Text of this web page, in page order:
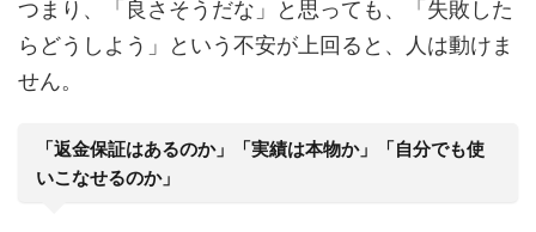
つまり、「良さそうだな」と思っても、「失敗した
らどうしよう」という不安が上回ると、人は動けま
せん。
「返金保証はあるのか」「実績は本物か」「自分でも使
いこなせるのか」